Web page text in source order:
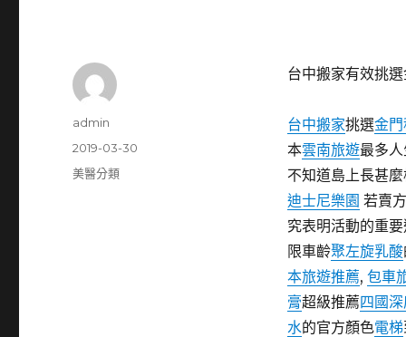
台中搬家有效挑
台中搬家挑選金
本雲南旅遊最多
不知道島上長甚
迪士尼樂園 若賣
究表明活動的重
限車齡聚左旋乳酸
本旅遊推薦, 包車
膏超級推薦四國
水的官方顏色電梯
作
admin
發
佈
2019-03-30
分
美醫分類